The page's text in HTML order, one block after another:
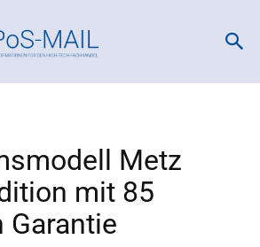
Metz
mit 85
Garantie